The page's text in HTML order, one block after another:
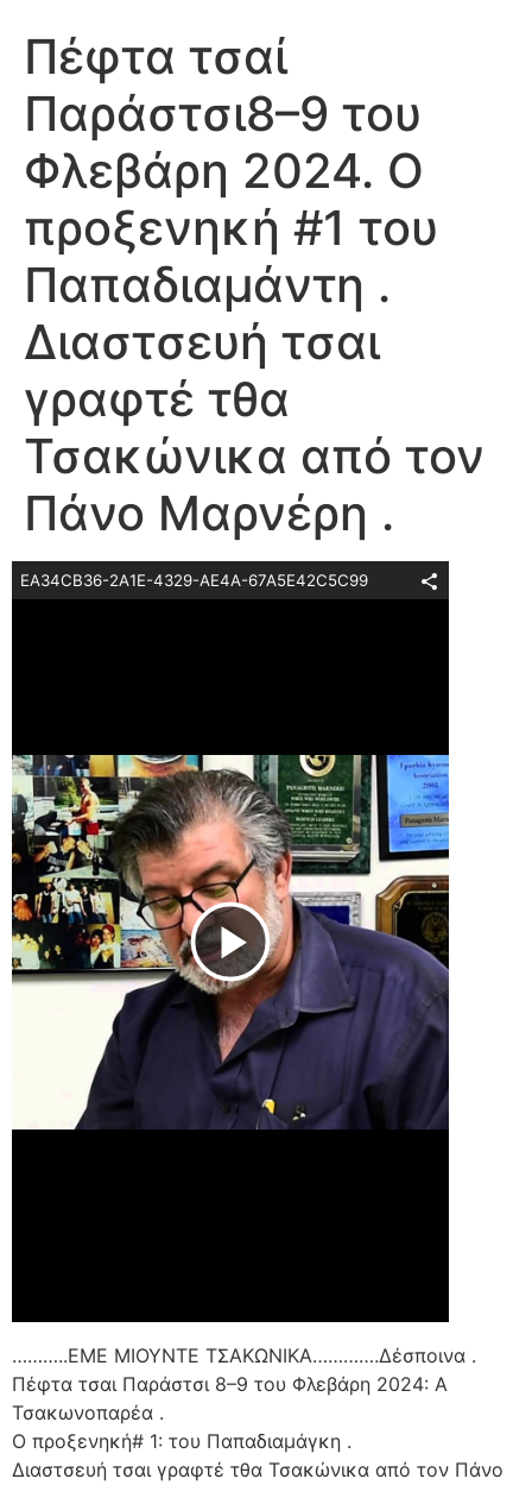
Πέφτα τσαί
Παράστσι8–9 του
Φλεβάρη 2024. Ο
προξενηκή #1 του
Παπαδιαμάντη .
Διαστσευή τσαι
γραφτέ τθα
Τσακώνικα από τον
Πάνο Μαρνέρη .
EA34CB36-2A1E-4329-AE4A-67A5E42C5C99
Play Video
………..ΕΜΕ ΜΙΟΥΝΤΕ ΤΣΑΚΩΝΙΚΑ………….Δέσποινα .
Πέφτα τσαι Παράστσι 8–9 του Φλεβάρη 2024: Α
Τσακωνοπαρέα .
Ο προξενηκή# 1: του Παπαδιαμάγκη .
Διαστσευή τσαι γραφτέ τθα Τσακώνικα από τον Πάνο